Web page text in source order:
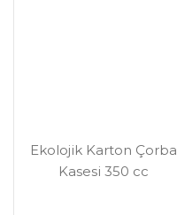
Ekolojik Karton Çorba
Kasesi 350 cc